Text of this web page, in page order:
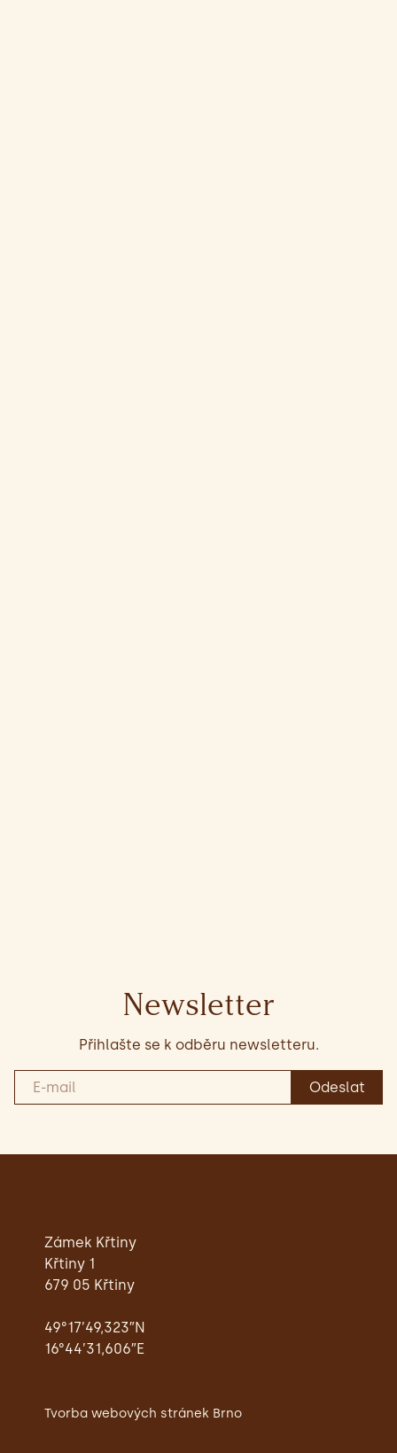
Newsletter
Přihlašte se k odběru newsletteru.
Zámek Křtiny
Křtiny 1
679 05 Křtiny
49°17’49,323″N
16°44’31,606″E
Tvorba webových stránek Brno